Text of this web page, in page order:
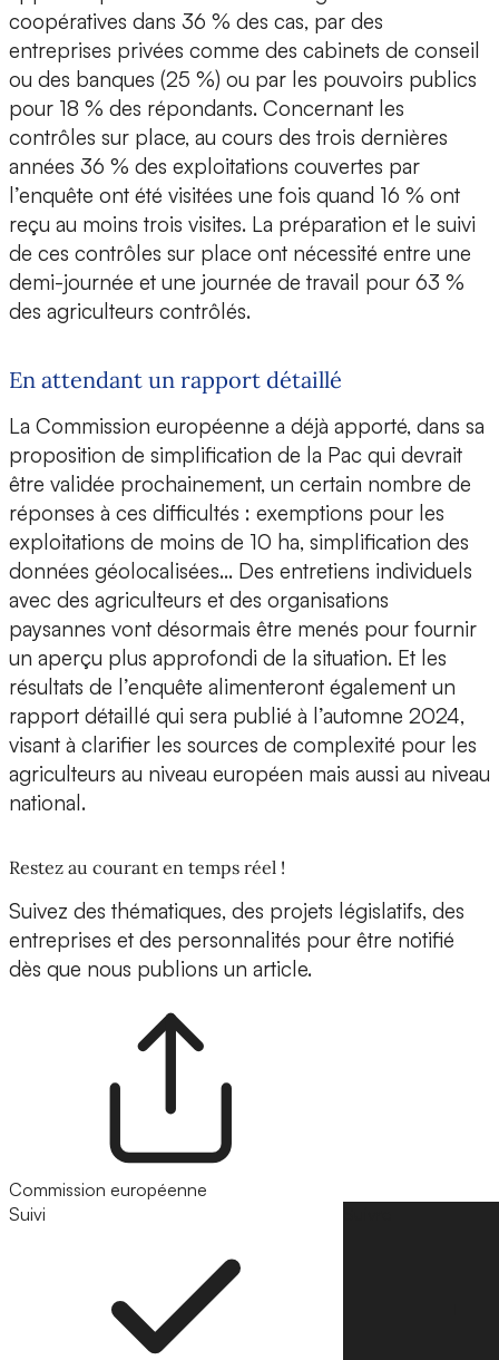
coopératives dans 36 % des cas, par des
entreprises privées comme des cabinets de conseil
ou des banques (25 %) ou par les pouvoirs publics
pour 18 % des répondants. Concernant les
contrôles sur place, au cours des trois dernières
années 36 % des exploitations couvertes par
l’enquête ont été visitées une fois quand 16 % ont
reçu au moins trois visites. La préparation et le suivi
de ces contrôles sur place ont nécessité entre une
demi-journée et une journée de travail pour 63 %
des agriculteurs contrôlés.
En attendant un rapport détaillé
La Commission européenne a déjà apporté, dans sa
proposition de simplification de la Pac qui devrait
être validée prochainement, un certain nombre de
réponses à ces difficultés : exemptions pour les
exploitations de moins de 10 ha, simplification des
données géolocalisées… Des entretiens individuels
avec des agriculteurs et des organisations
paysannes vont désormais être menés pour fournir
un aperçu plus approfondi de la situation. Et les
résultats de l’enquête alimenteront également un
rapport détaillé qui sera publié à l’automne 2024,
visant à clarifier les sources de complexité pour les
agriculteurs au niveau européen mais aussi au niveau
national.
Restez au courant en temps réel !
Suivez des thématiques, des projets législatifs, des
entreprises et des personnalités pour être notifié
dès que nous publions un article.
Commission européenne
Suivi